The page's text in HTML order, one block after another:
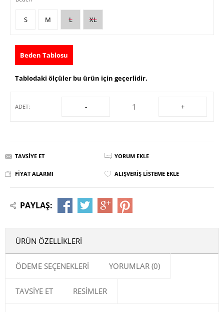
S M L XL
Beden Tablosu
Tablodaki ölçüler bu ürün için geçerlidir.
ADET: - +
TAVSIYE ET YORUM EKLE
FIYAT ALARMI ALIŞVERIŞ LISTEME EKLE
PAYLAŞ:
ÜRÜN ÖZELLIKLERI
ÖDEME SEÇENEKLERI YORUMLAR (0)
TAVSIYE ET RESIMLER